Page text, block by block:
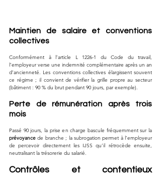
Maintien de salaire et conventions
collectives
Conformément à l’article L 1226-1 du Code du travail,
l’employeur verse une indemnité complémentaire après un an
d’ancienneté. Les conventions collectives élargissent souvent
ce régime ; il convient de vérifier la grille propre au secteur
(bâtiment : 90 % du brut pendant 90 jours, par exemple).
Perte de rémunération après trois
mois
prévoyance de branche ; la subrogation permet à l’employeur
de percevoir directement les IJSS qu’il rétrocède ensuite,
neutralisant la trésorerie du salarié.
Contrôles et contentieux